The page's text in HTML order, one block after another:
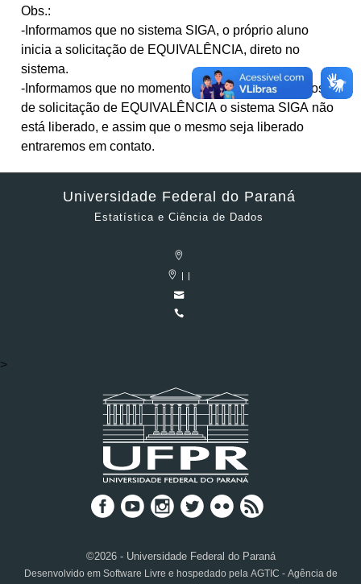
Obs.:
-Informamos que no sistema SIGA, o próprio aluno
inicia a solicitação de EQUIVALÊNCIA, direto no
sistema.
-Informamos que no momento para os procedimentos
de solicitação de EQUIVALÊNCIA o sistema SIGA não
está liberado, e assim que o mesmo seja liberado
entraremos em contato.
Universidade Federal do Paraná
Estatística e Ciência de Dados
>
©2026 - Universidade Federal do Paraná
Desenvolvido em Software Livre e hospedado pela AGTIC - Agência de